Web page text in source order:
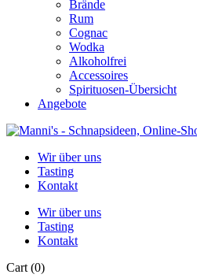
Brände
Rum
Cognac
Wodka
Alkoholfrei
Accessoires
Spirituosen-Übersicht
Angebote
Wir über uns
Tasting
Kontakt
Wir über uns
Tasting
Kontakt
Cart (0)